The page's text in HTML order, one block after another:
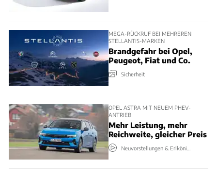
MEGA-RÜCKRUF BEI MEHREREN
STELLANTIS-MARKEN
Brandgefahr bei Opel,
Peugeot, Fiat und Co.
Sicherheit
OPEL ASTRA MIT NEUEM PHEV-
ANTRIEB
Mehr Leistung, mehr
Reichweite, gleicher Preis
Neuvorstellungen & Erlkönige